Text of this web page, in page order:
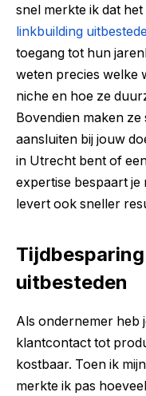
snel merkte ik dat
linkbuilding
toegang tot hun
weten precies welke
niche en hoe ze
Bovendien maken
aansluiten bij jouw
in Utrecht bent of
expertise bespaart
levert ook sneller
uitbesteden
Als ondernemer heb
klantcontact tot
kostbaar. Toen ik
merkte ik pas